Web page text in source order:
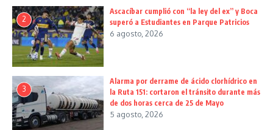
2
Ascacíbar cumplió con “la ley del ex” y Boca
superó a Estudiantes en Parque Patricios
6 agosto, 2026
3
Alarma por derrame de ácido clorhídrico en
la Ruta 151: cortaron el tránsito durante más
de dos horas cerca de 25 de Mayo
5 agosto, 2026